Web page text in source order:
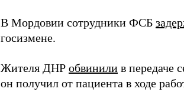
В Мордовии сотрудники ФСБ
госизмене.
Жителя ДНР обвинили в передаче
он получил от пациента в ходе